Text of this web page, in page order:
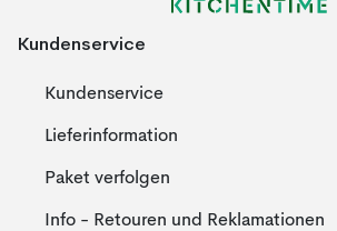
Kundenservice
Kundenservice
Lieferinformation
Paket verfolgen
Info - Retouren und Reklamationen